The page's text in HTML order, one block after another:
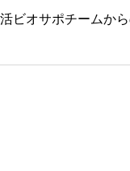
ビオサポチームか